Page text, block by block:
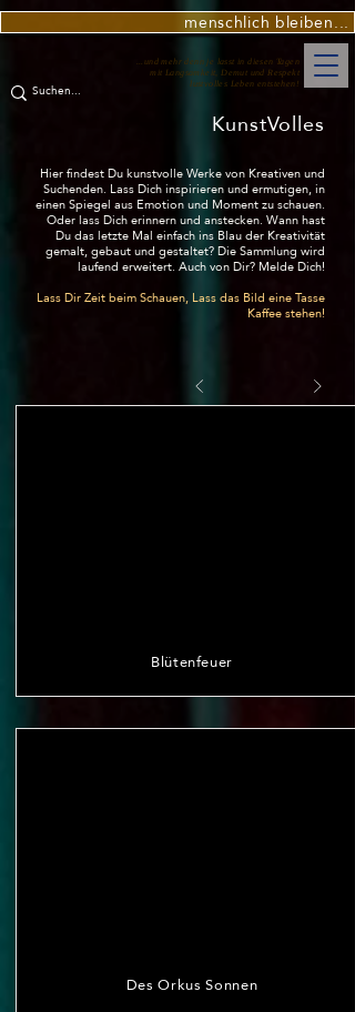
menschlich bleiben...
...und mehr denn je lasst in diesen Tagen
mit Langsamkeit, Demut und Respekt
lustvolles Leben entstehen!
KunstVolles
Hier findest Du kunstvolle Werke von Kreativen und
Suchenden. Lass Dich inspirieren und ermutigen, in
einen Spiegel aus Emotion und Moment zu schauen.
Oder lass Dich erinnern und anstecken. Wann hast
Du das letzte Mal einfach ins Blau der Kreativität
gemalt, gebaut und gestaltet? Die Sammlung wird
laufend erweitert. Auch von Dir? Melde Dich!
Lass Dir Zeit beim Schauen, Lass das Bild eine Tasse
Kaffee stehen!
Blütenfeuer
Des Orkus Sonnen